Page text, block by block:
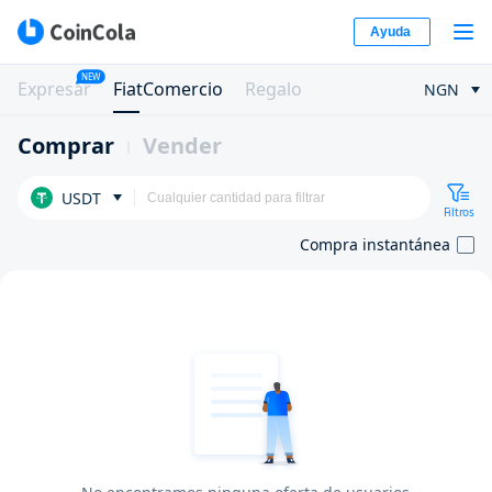
Ayuda
Expresar
NEW
FiatComercio Regalo NGN
Comprar Vender
USDT
Filtros
Compra instantánea